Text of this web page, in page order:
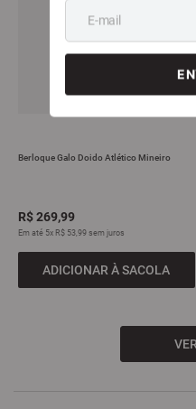
Berloque Galo Doido Atlético Mineiro
R$269,99
Em até 5x R$ 53,99 sem juros
ADICIONAR À SACOLA